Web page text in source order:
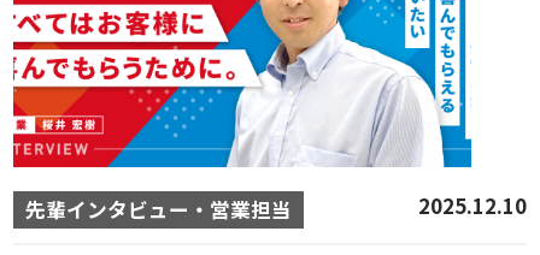
先輩インタビュー・営業担当 2025.12.10